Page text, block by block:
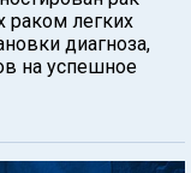
раком легких
диагноза,
на успешное